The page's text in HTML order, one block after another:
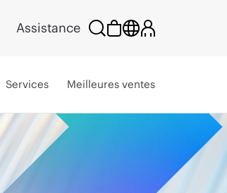
Assistance
Services Meilleures ventes